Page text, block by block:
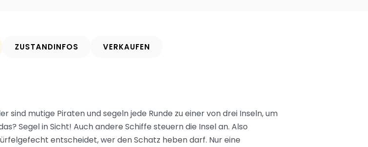
ZUSTANDINFOS VERKAUFEN
sind mutige Piraten und segeln jede Runde zu einer von drei Inseln, um
Segel in Sicht! Auch andere Schiffe steuern die Insel an. Also
entscheidet, wer den Schatz heben darf. Nur eine